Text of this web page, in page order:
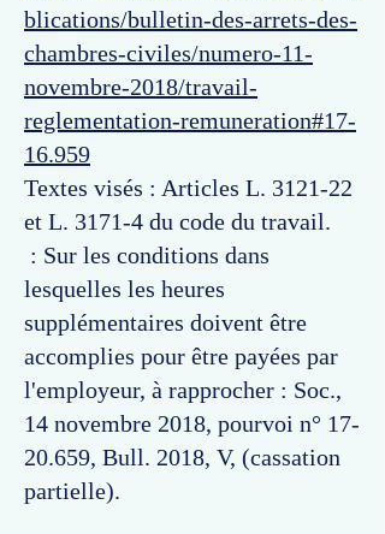
blications/bulletin-des-arrets-des-
chambres-civiles/numero-11-
novembre-2018/travail-
reglementation-remuneration#17-
16.959
Textes visés : Articles L. 3121-22
et L. 3171-4 du code du travail.
: Sur les conditions dans
lesquelles les heures
supplémentaires doivent être
accomplies pour être payées par
l'employeur, à rapprocher : Soc.,
14 novembre 2018, pourvoi n° 17-
20.659, Bull. 2018, V, (cassation
partielle).